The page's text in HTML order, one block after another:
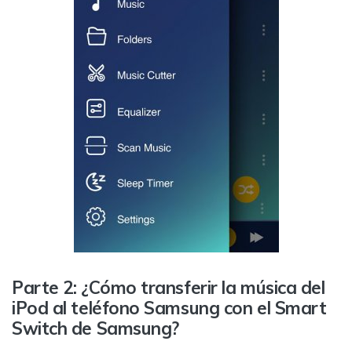
Parte 2: ¿Cómo transferir la música del
iPod al teléfono Samsung con el Smart
Switch de Samsung?